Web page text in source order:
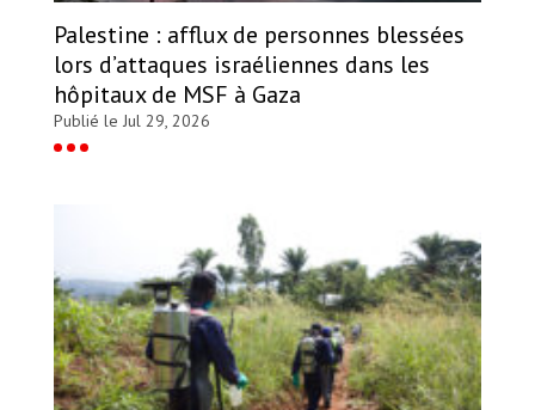
Palestine : afflux de personnes blessées
lors d’attaques israéliennes dans les
hôpitaux de MSF à Gaza
Publié le Jul 29, 2026